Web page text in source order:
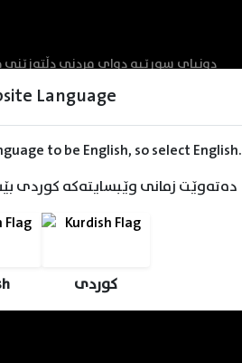
Language
to be English, so select English.
دەتەوێت زمانی وێبسایتەکە کوردی
کوردی
دونیای سورێیە دوای مردنی
بە ماددە